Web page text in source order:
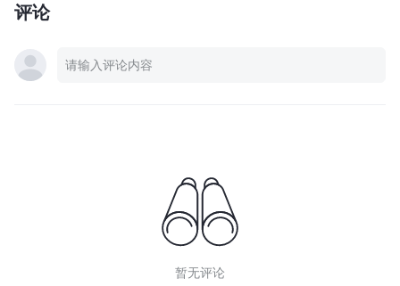
评论
暂无评论